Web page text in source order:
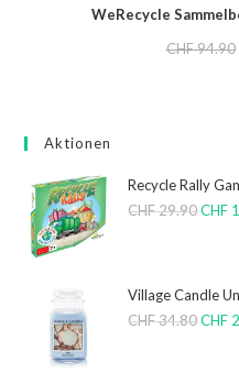
WeRecycle
CHF94.90
Aktionen
Recycle Rally
CHF29.90 CHF
Village Candle
CHF34.80 CHF